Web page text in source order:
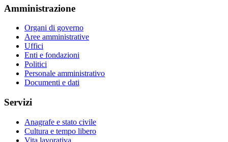
Amministrazione
Organi di governo
Aree amministrative
Uffici
Enti e fondazioni
Politici
Personale amministrativo
Documenti e dati
Servizi
Anagrafe e stato civile
Cultura e tempo libero
Vita lavorativa